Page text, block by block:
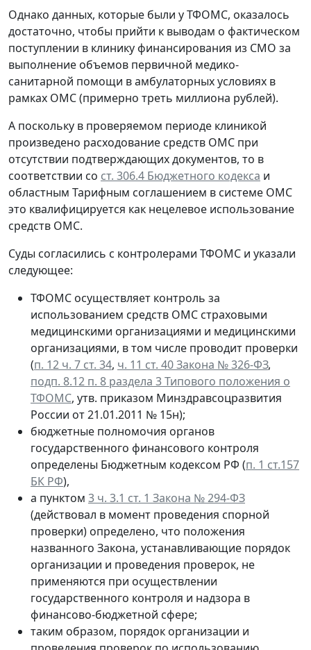
Однако данных, которые были у ТФОМС, оказалось
достаточно, чтобы прийти к выводам о фактическом
поступлении в клинику финансирования из СМО за
выполнение объемов первичной медико-
санитарной помощи в амбулаторных условиях в
рамках ОМС (примерно треть миллиона рублей).
А поскольку в проверяемом периоде клиникой
произведено расходование средств ОМС при
отсутствии подтверждающих документов, то в
соответствии со ст. 306.4 Бюджетного кодекса и
областным Тарифным соглашением в системе ОМС
это квалифицируется как нецелевое использование
средств ОМС.
Суды согласились с контролерами ТФОМС и указали
следующее:
ТФОМС осуществляет контроль за
использованием средств ОМС страховыми
медицинскими организациями и медицинскими
организациями, в том числе проводит проверки
(п. 12 ч. 7 ст. 34, ч. 11 ст. 40 Закона № 326-ФЗ,
подп. 8.12 п. 8 раздела 3 Типового положения о
ТФОМС, утв. приказом Минздравсоцразвития
России от 21.01.2011 № 15н);
бюджетные полномочия органов
государственного финансового контроля
определены Бюджетным кодексом РФ (п. 1 ст.157
БК РФ),
а пунктом 3 ч. 3.1 ст. 1 Закона № 294-ФЗ
(действовал в момент проведения спорной
проверки) определено, что положения
названного Закона, устанавливающие порядок
организации и проведения проверок, не
применяются при осуществлении
государственного контроля и надзора в
финансово-бюджетной сфере;
таким образом, порядок организации и